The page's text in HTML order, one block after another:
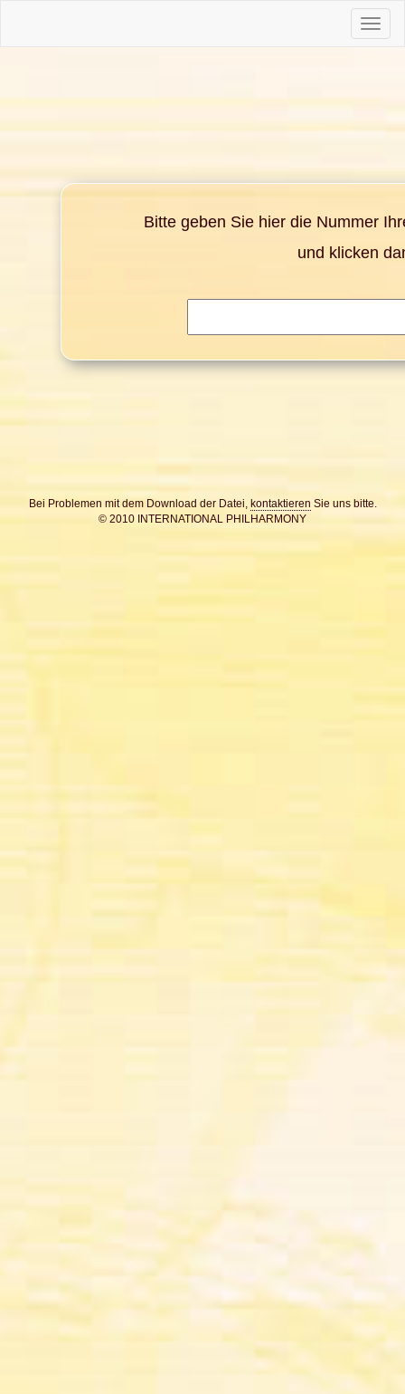
Toggle
Bitte geben Sie hier die Nummer
und klicken
Bei Problemen mit dem Download der Datei, kontaktieren Sie uns bitte.
© 2010 INTERNATIONAL PHILHARMONY